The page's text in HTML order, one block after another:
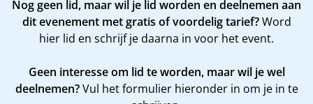
Nog geen lid, maar wil je lid worden en deelnemen aan
dit evenement met gratis of voordelig tarief?Word
hier lid en schrijf je daarna in voor het event.
Geen interesse om lid te worden, maar wil je wel
deelnemen?Vul het formulier hieronder in om je in te